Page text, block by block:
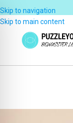
Skip to navigation
Skip to main content